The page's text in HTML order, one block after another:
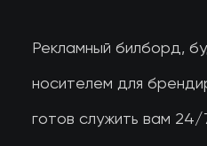
Рекламный билборд,
носителем для
готов служить вам 24/